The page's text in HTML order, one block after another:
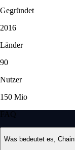
Gegründet
2016
Länder
90
Nutzer
150 Mio
FAQ
Was bedeutet es,